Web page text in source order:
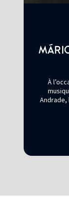
À
Andrade,